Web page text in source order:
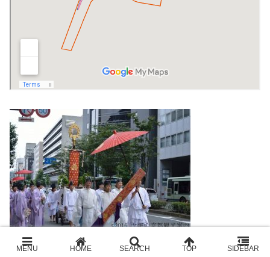
神幸祭（と還幸祭）に際し、神宝奉持列が神輿に先立ちす